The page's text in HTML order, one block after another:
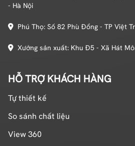
- Hà Nội
Phú Thọ: Số 82 Phù Đổng - TP Việt
Xưởng sản xuất: Khu Đ5 - Xã Hát
HỖ TRỢ KHÁCH HÀNG
Tự thiết kế
So sánh chất liệu
View 360